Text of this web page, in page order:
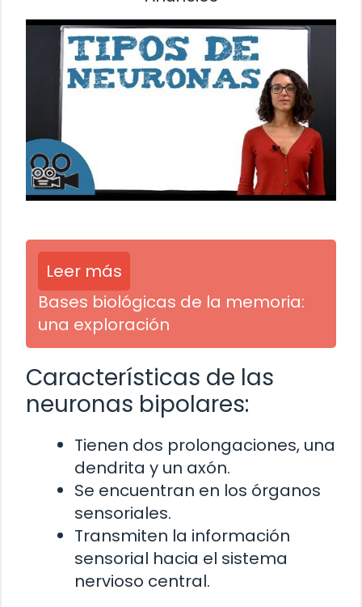
Leer más
Bases biológicas de la memoria:
una exploración
Características de las
neuronas bipolares:
Tienen dos prolongaciones, una
dendrita y un axón.
Se encuentran en los órganos
sensoriales.
Transmiten la información
sensorial hacia el sistema
nervioso central.